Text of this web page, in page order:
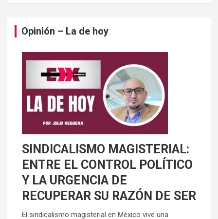
Opinión – La de hoy
SINDICALISMO MAGISTERIAL:
ENTRE EL CONTROL POLÍTICO
Y LA URGENCIA DE
RECUPERAR SU RAZÓN DE SER
El sindicalismo magisterial en México vive una